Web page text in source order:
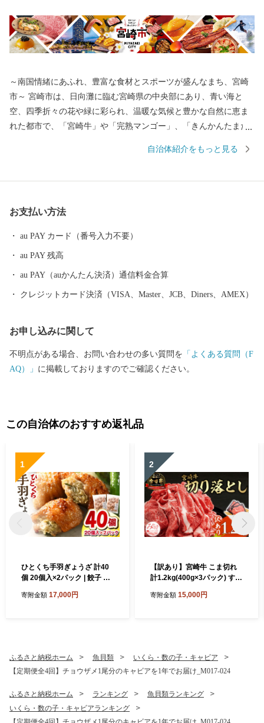
～南国情緒にあふれ、豊富な食材とスポーツが盛んなまち、宮崎
市～ 宮崎市は、日向灘に臨む宮崎県の中央部にあり、青い海と
空、四季折々の花や緑に彩られ、温暖な気候と豊かな自然に恵ま
れた都市で、「宮崎牛」や「完熟マンゴー」、「きんかんたまた
ても有名で、マリンスポーツやゴルフなども気軽に楽しめ、ファ
指定はできかねますので、予めご了承ください。 ・お礼品の在庫
お届けを致しましたお礼品は確実にお受取りください。長期不在
等寄付者様事由による返送、劣化、においては再送は出来ませ
ん。 ・一部離島にはクール便でのお届けが出来ませんのでご注意
のご負担となります。ご住所にお間違いがないか十分にご確認の
請の必要はありません。 【ワンストップ特例申請書送付先】 〒88
税担当 宛 ※ワンストップ特例申請受付を外部委託しています。
自治体紹介をもっと見る
お支払い方法
au PAY カード（番号入力不要）
au PAY 残高
au PAY（auかんたん決済）通信料金合算
クレジットカード決済（VISA、Master、JCB、Diners、AMEX）
お申し込みに関して
不明点がある場合、お問い合わせの多い質問を 「よくある質問（F
AQ）」 に掲載しておりますのでご確認ください。
この自治体のおすすめ返礼品
1
ひとくち手羽ぎょうざ 計40
個 20個入×2パック | 餃子 手
先餃子 宮崎餃子 ご当地 グル
寄附金額 17,000円
2
【訳あり】宮崎牛 こま切れ
計1.2kg(400g×3パック) すき
み 炒め 炒め物 お弁当 おかず
とし 細切れ 宮崎県 宮崎市_
M155-015
寄附金額 15,000円
ふるさと納税ホーム 魚貝類
いくら・数の子・キャビア
【定期便全4回】チョウザメ1尾分のキャビアを1年でお届け_M017-024
ふるさと納税ホーム ランキング
魚貝類ランキング
いくら・数の子・キャビアランキング